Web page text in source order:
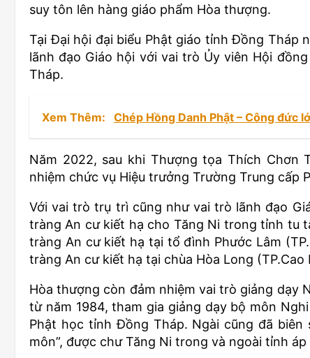
suy tôn lên hàng giáo phẩm Hòa thượng.
Tại Đại hội đại biểu Phật giáo tỉnh Đồng Tháp
lãnh đạo Giáo hội với vai trò Ủy viên Hội
Tháp.
Xem Thêm: Chép Hồng Danh Phật – Công đức
Năm 2022, sau khi Thượng tọa Thích Chơn
nhiệm chức vụ Hiệu trưởng Trường Trung cấp
Với vai trò trụ trì cũng như vai trò lãnh đạo
tràng An cư kiết hạ cho Tăng Ni trong tỉnh tu
tràng An cư kiết hạ tại tổ đình Phước Lâm
tràng An cư kiết hạ tại chùa Hòa Long (TP.Cao
Hòa thượng còn đảm nhiệm vai trò giảng dạy
từ năm 1984, tham gia giảng dạy bộ môn
Phật học tỉnh Đồng Tháp. Ngài cũng đã
môn”, được chư Tăng Ni trong và ngoài tỉnh áp